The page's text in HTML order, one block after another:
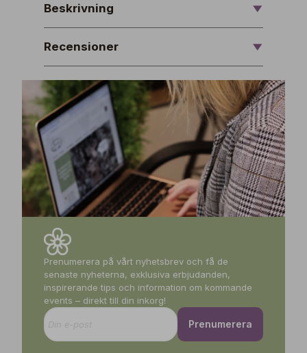
Beskrivning
Recensioner
Prenumerera på vårt nyhetsbrev och få de
senaste nyheterna, exklusiva erbjudanden,
inspirerande tips och information om kommande
events – direkt till din inkorg!
Prenumerera